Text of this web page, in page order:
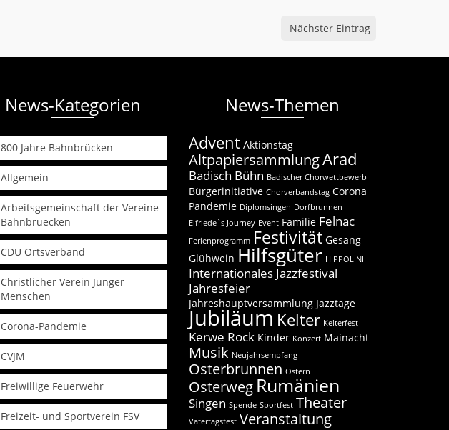
Nächster Eintrag
News-Kategorien
800 Jahre Bahnbrücken
Allgemein
Arbeitsgemeinschaft der Vereine
Bahnbruecken
CDU Ortsverband
Christlicher Verein Junger
Menschen
Corona-Pandemie
CVJM
Freiwillige Feuerwehr
Freizeit- und Sportverein FSV
News-Themen
Advent Aktionstag
AltpapiersammlungArad
Badisch Bühn Badischer Chorwettbewerb
Bürgerinitiative Chorverbandstag Corona
Pandemie Diplomsingen Dorfbrunnen
Elfriede`s Journey Event Familie Felnac
Ferienprogramm Festivität Gesang
Glühwein Hilfsgüter HIPPOLINI
Internationales Jazzfestival
Jahresfeier
Jahreshauptversammlung Jazztage
Jubiläum Kelter Kelterfest
Kerwe Rock Kinder Konzert Mainacht
Musik Neujahrsempfang
Osterbrunnen Ostern
Osterweg Rumänien
Singen Spende Sportfest Theater
Vatertagsfest Veranstaltung